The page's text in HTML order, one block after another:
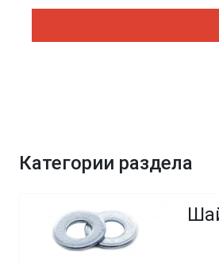
Категории раздела